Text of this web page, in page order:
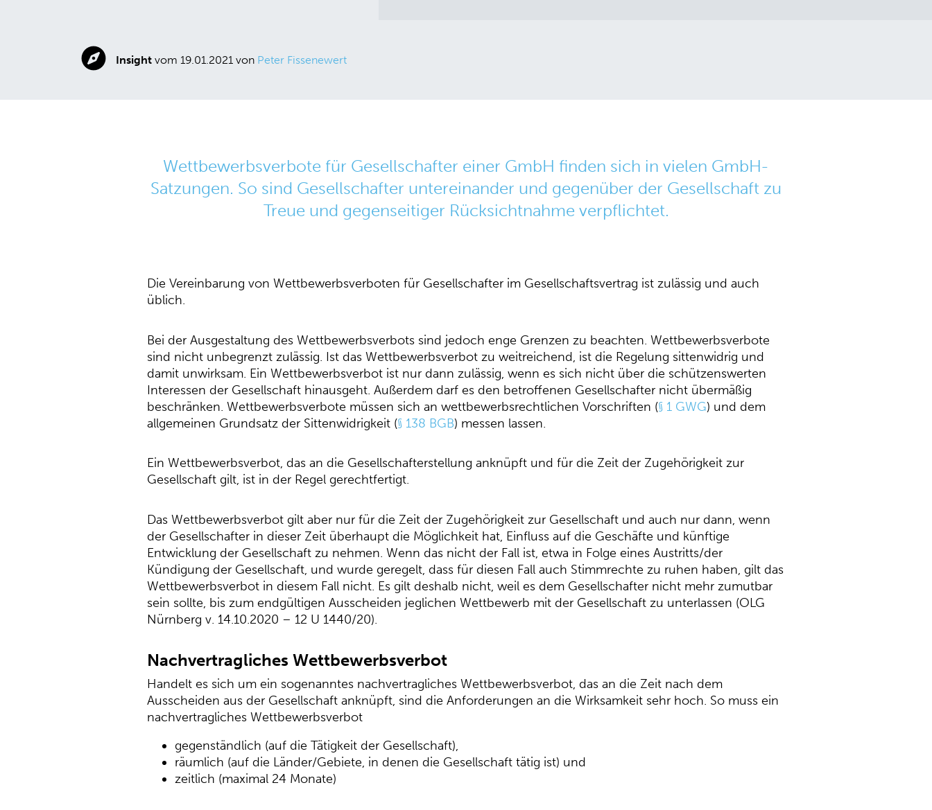
Insight vom 19.01.2021 von Peter Fissenewert
Wettbewerbsverbote für Gesellschafter einer GmbH finden sich in vielen GmbH-
Satzungen. So sind Gesellschafter untereinander und gegenüber der Gesellschaft zu
Treue und gegenseitiger Rücksichtnahme verpflichtet.
Die Vereinbarung von Wettbewerbsverboten für Gesellschafter im Gesellschaftsvertrag ist zulässig und auch
üblich.
Bei der Ausgestaltung des Wettbewerbsverbots sind jedoch enge Grenzen zu beachten. Wettbewerbsverbote
sind nicht unbegrenzt zulässig. Ist das Wettbewerbsverbot zu weitreichend, ist die Regelung sittenwidrig und
damit unwirksam. Ein Wettbewerbsverbot ist nur dann zulässig, wenn es sich nicht über die schützenswerten
Interessen der Gesellschaft hinausgeht. Außerdem darf es den betroffenen Gesellschafter nicht übermäßig
beschränken. Wettbewerbsverbote müssen sich an wettbewerbsrechtlichen Vorschriften (§ 1 GWG) und dem
allgemeinen Grundsatz der Sittenwidrigkeit (§ 138 BGB) messen lassen.
Ein Wettbewerbsverbot, das an die Gesellschafterstellung anknüpft und für die Zeit der Zugehörigkeit zur
Gesellschaft gilt, ist in der Regel gerechtfertigt.
Das Wettbewerbsverbot gilt aber nur für die Zeit der Zugehörigkeit zur Gesellschaft und auch nur dann, wenn
der Gesellschafter in dieser Zeit überhaupt die Möglichkeit hat, Einfluss auf die Geschäfte und künftige
Entwicklung der Gesellschaft zu nehmen. Wenn das nicht der Fall ist, etwa in Folge eines Austritts/der
Kündigung der Gesellschaft, und wurde geregelt, dass für diesen Fall auch Stimmrechte zu ruhen haben, gilt das
Wettbewerbsverbot in diesem Fall nicht. Es gilt deshalb nicht, weil es dem Gesellschafter nicht mehr zumutbar
sein sollte, bis zum endgültigen Ausscheiden jeglichen Wettbewerb mit der Gesellschaft zu unterlassen (OLG
Nürnberg v. 14.10.2020 – 12 U 1440/20).
Nachvertragliches Wettbewerbsverbot
Handelt es sich um ein sogenanntes nachvertragliches Wettbewerbsverbot, das an die Zeit nach dem
Ausscheiden aus der Gesellschaft anknüpft, sind die Anforderungen an die Wirksamkeit sehr hoch. So muss ein
nachvertragliches Wettbewerbsverbot
gegenständlich (auf die Tätigkeit der Gesellschaft),
räumlich (auf die Länder/Gebiete, in denen die Gesellschaft tätig ist) und
zeitlich (maximal 24 Monate)